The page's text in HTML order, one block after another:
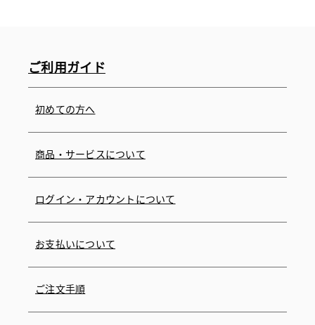
ご利用ガイド
初めての方へ
商品・サービスについて
ログイン・アカウントについて
お支払いについて
ご注文手順